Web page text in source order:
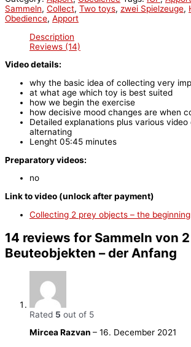
Sammeln, Collect, Two toys, zwei Spielzeuge,
Obedience, Apport
Description
Reviews (14)
Video details:
why the basic idea of collecting very
at what age which toy is best suited
how we begin the exercise
how decisive mood changes are when
Detailed explanations plus various video
alternating
Lenght 05:45 minutes
Preparatory videos:
no
Link to video (unlock after payment)
Collecting 2 prey objects – the beginning
14 reviews for Sammeln von 2
Beuteobjekten – der Anfang
Rated 5 out of 5
Mircea Razvan – 16. December 2021